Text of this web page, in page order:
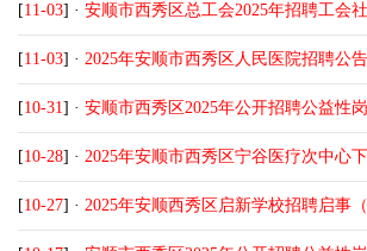
[11-03] · 安顺市西秀区总工会2025年招聘工会
[11-03] · 2025年安顺市西秀区人民医院招聘公告
[10-31] · 安顺市西秀区2025年公开招聘公益性
[10-28] · 2025年安顺市西秀区宁谷医疗次中心
[10-27] · 2025年安顺西秀区启新学校招聘启事